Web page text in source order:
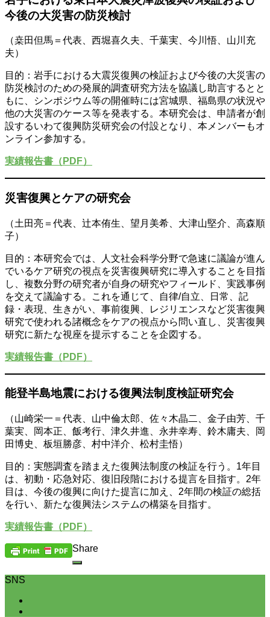
今後の大災害の防災検討
（桒田但馬＝代表、西堀喜久夫、千葉実、今川悟、山川充
夫）
目的：岩手における大震災復興の検証および今後の大災害の
防災検討のための発展的調査研究方法を協議し助言するとと
もに、シンポジウム等の開催時には宮城県、福島県の状況や
他の大災害のケース等を発表する。本研究会は、申請者が創
設するいわて復興防災研究会の付設となり、本メンバーもオ
ンライン参加する。
実績報告書（PDF）
災害復興とケアの研究会
（土田亮＝代表、辻本侑生、望月美希、大津山堅介、高森順
子）
目的：本研究会では、人文社会科学分野で急速に議論が進ん
でいるケア研究の視点を災害復興研究に導入することを目指
し、複数分野の研究者が自身の研究やフィールド、実践事例
を交えて議論する。これを通じて、自律/自立、日常、記
録・表現、生きがい、事前復興、レジリエンスなど災害復興
研究で使われる諸概念をケアの視点から問い直し、災害復興
研究に新たな視座を提示することを企図する。
実績報告書（PDF）
能登半島地震における復興法制度検証研究会
（山崎栄一＝代表、山中倫太郎、佐々木晶二、金子由芳、千
葉実、岡本正、飯考行、津久井進、永井幸寿、鈴木庸夫、岡
田博史、板垣勝彦、村中洋介、松村圭悟）
目的：実態調査を踏まえた復興法制度の検証を行う。1年目
は、初動・応急対応、復旧段階における提言を目指す。2年
目は、今後の復興に向けた提言に加え、2年間の検証の総括
を行い、新たな復興法システムの構築を目指す。
実績報告書（PDF）
Share
SNS